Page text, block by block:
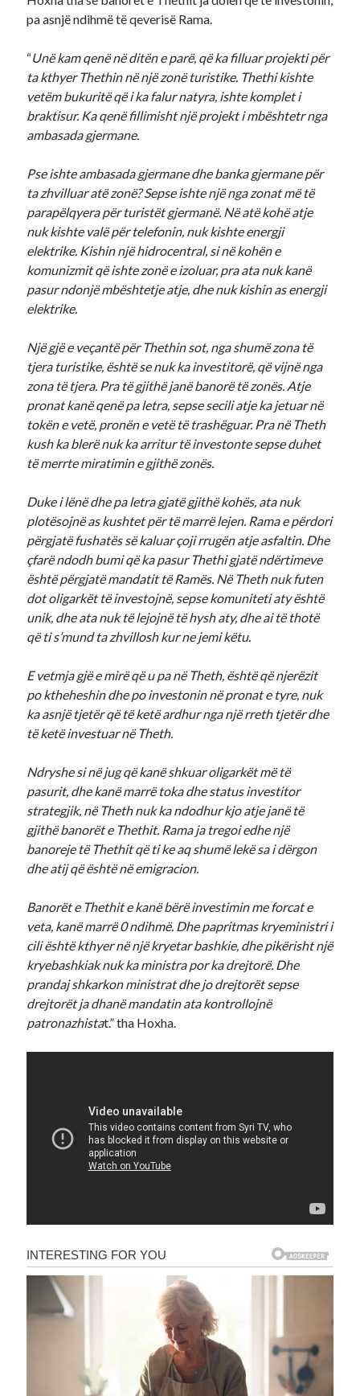
pa asnjë ndihmë të qeverisë Rama.
“Unë kam qenë në ditën e parë, që ka filluar projekti për
ta kthyer Thethin në një zonë turistike. Thethi kishte
vetëm bukuritë që i ka falur natyra, ishte komplet i
braktisur. Ka qenë fillimisht një projekt i mbështetr nga
ambasada gjermane.
Pse ishte ambasada gjermane dhe banka gjermane për
ta zhvilluar atë zonë? Sepse ishte një nga zonat më të
parapëlqyera për turistët gjermanë. Në atë kohë atje
nuk kishte valë për telefonin, nuk kishte energji
elektrike. Kishin një hidrocentral, si në kohën e
komunizmit që ishte zonë e izoluar, pra ata nuk kanë
pasur ndonjë mbështetje atje, dhe nuk kishin as energji
elektrike.
Një gjë e veçantë për Thethin sot, nga shumë zona të
tjera turistike, është se nuk ka investitorë, që vijnë nga
zona të tjera. Pra të gjithë janë banorë të zonës. Atje
pronat kanë qenë pa letra, sepse secili atje ka jetuar në
tokën e vetë, pronën e vetë të trashëguar. Pra në Theth
kush ka blerë nuk ka arritur të investonte sepse duhet
të merrte miratimin e gjithë zonës.
Duke i lënë dhe pa letra gjatë gjithë kohës, ata nuk
plotësojnë as kushtet për të marrë lejen. Rama e përdori
përgjatë fushatës së kaluar çoji rrugën atje asfaltin. Dhe
çfarë ndodh bumi që ka pasur Thethi gjatë ndërtimeve
është përgjatë mandatit të Ramës. Në Theth nuk futen
dot oligarkët të investojnë, sepse komuniteti aty është
unik, dhe ata nuk të lejojnë të hysh aty, dhe ai të thotë
që ti s’mund ta zhvillosh kur ne jemi këtu.
E vetmja gjë e mirë që u pa në Theth, është që njerëzit
po ktheheshin dhe po investonin në pronat e tyre, nuk
ka asnjë tjetër që të ketë ardhur nga një rreth tjetër dhe
të ketë investuar në Theth.
Ndryshe si në jug që kanë shkuar oligarkët më të
pasurit, dhe kanë marrë toka dhe status investitor
strategjik, në Theth nuk ka ndodhur kjo atje janë të
gjithë banorët e Thethit. Rama ja tregoi edhe një
banoreje të Thethit që ti ke aq shumë lekë sa i dërgon
dhe atij që është në emigracion.
Banorët e Thethit e kanë bërë investimin me forcat e
veta, kanë marrë 0 ndihmë. Dhe papritmas kryeministri i
cili është kthyer në një kryetar bashkie, dhe pikërisht një
kryebashkiak nuk ka ministra por ka drejtorë. Dhe
prandaj shkarkon ministrat dhe jo drejtorët sepse
drejtorët ja dhanë mandatin ata kontrollojnë
patronazhistat.” tha Hoxha.